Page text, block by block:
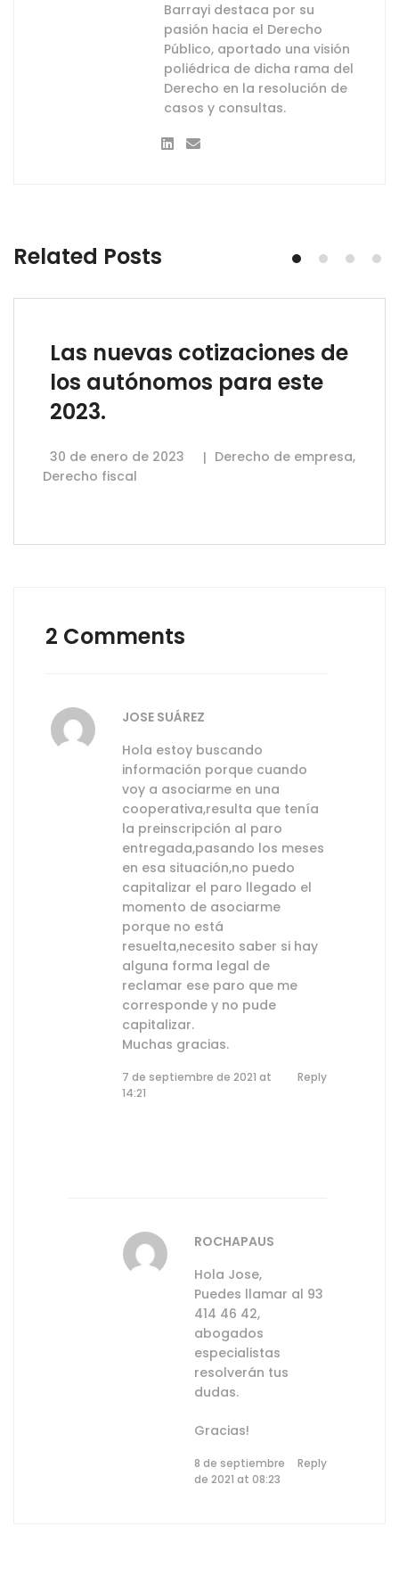
Barrayi destaca por su
pasión hacia el Derecho
Público, aportado una visión
poliédrica de dicha rama del
Derecho en la resolución de
casos y consultas.
Related Posts
Las nuevas cotizaciones de
los autónomos para este
2023.
30 de enero de 2023 Derecho de empresa,
Derecho fiscal
2 Comments
JOSE SUÁREZ
Hola estoy buscando
información porque cuando
voy a asociarme en una
cooperativa,resulta que tenía
la preinscripción al paro
entregada,pasando los meses
en esa situación,no puedo
capitalizar el paro llegado el
momento de asociarme
porque no está
resuelta,necesito saber si hay
alguna forma legal de
reclamar ese paro que me
corresponde y no pude
capitalizar.
Muchas gracias.
7 de septiembre de 2021 at
14:21
Reply
ROCHAPAUS
Hola Jose,
Puedes llamar al 93
414 46 42,
abogados
especialistas
resolverán tus
dudas.
Gracias!
8 de septiembre
de 2021 at 08:23
Reply